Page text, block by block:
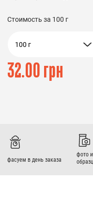
Стоимость за 100 г
100 г
32.00 грн
фасуем в день заказа
фото